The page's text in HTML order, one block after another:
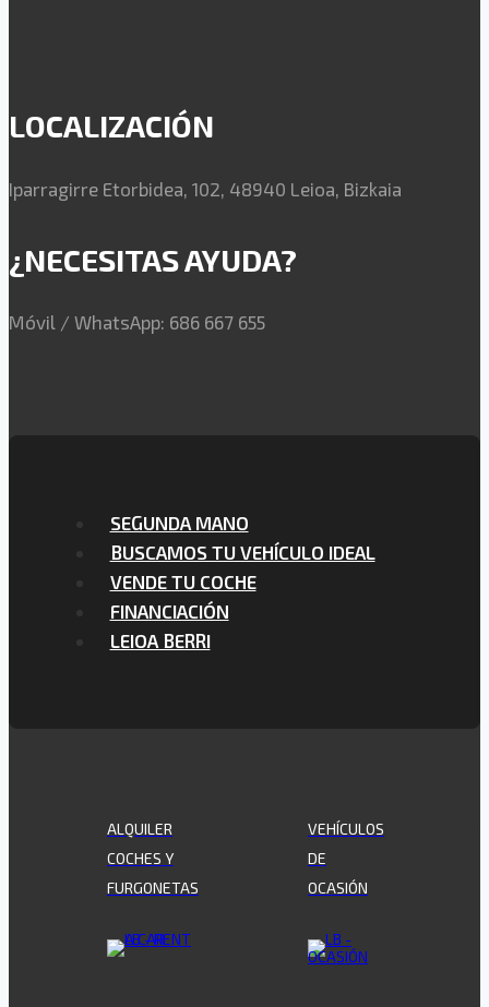
LOCALIZACIÓN
Iparragirre Etorbidea, 102, 48940 Leioa, Bizkaia
¿NECESITAS AYUDA?
Móvil / WhatsApp: 686 667 655
SEGUNDA MANO
BUSCAMOS TU VEHÍCULO IDEAL
VENDE TU COCHE
FINANCIACIÓN
LEIOA BERRI
ALQUILER
COCHES Y
FURGONETAS
VEHÍCULOS
DE
OCASIÓN